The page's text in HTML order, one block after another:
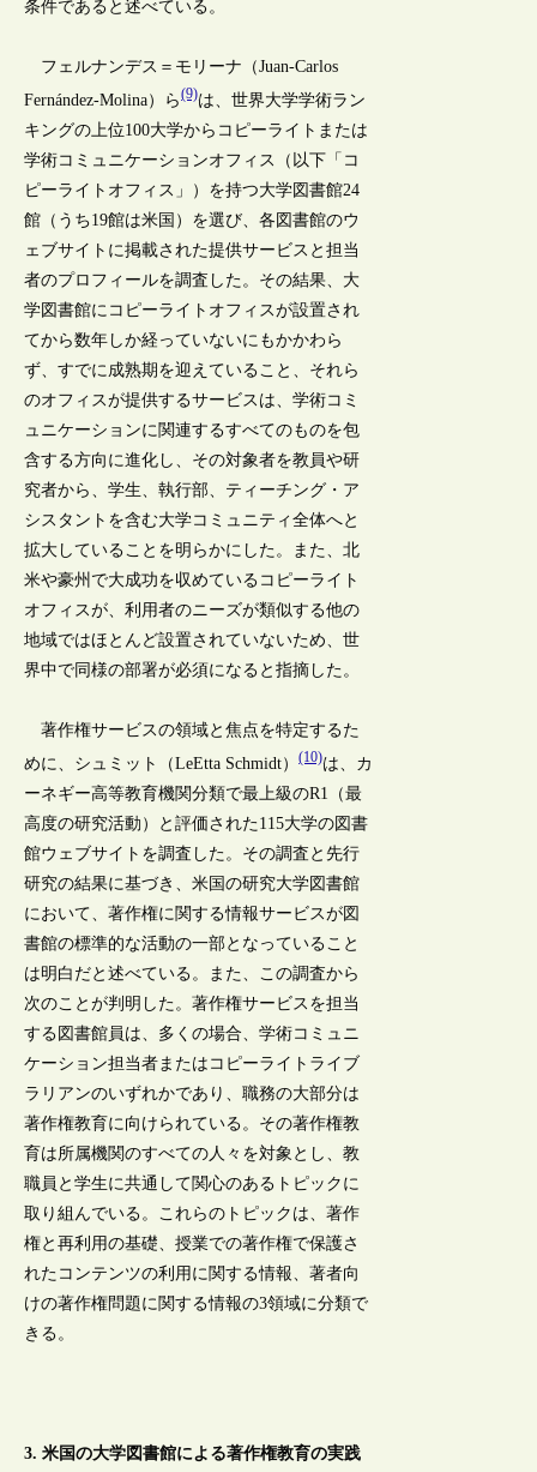
条件であると述べている。
フェルナンデス＝モリーナ（Juan-Carlos
Fernández-Molina）ら(9)は、世界大学学術ラン
キングの上位100大学からコピーライトまたは
学術コミュニケーションオフィス（以下「コ
ピーライトオフィス」）を持つ大学図書館24
館（うち19館は米国）を選び、各図書館のウ
ェブサイトに掲載された提供サービスと担当
者のプロフィールを調査した。その結果、大
学図書館にコピーライトオフィスが設置され
てから数年しか経っていないにもかかわら
ず、すでに成熟期を迎えていること、それら
のオフィスが提供するサービスは、学術コミ
ュニケーションに関連するすべてのものを包
含する方向に進化し、その対象者を教員や研
究者から、学生、執行部、ティーチング・ア
シスタントを含む大学コミュニティ全体へと
拡大していることを明らかにした。また、北
米や豪州で大成功を収めているコピーライト
オフィスが、利用者のニーズが類似する他の
地域ではほとんど設置されていないため、世
界中で同様の部署が必須になると指摘した。
著作権サービスの領域と焦点を特定するた
めに、シュミット（LeEtta Schmidt）(10)は、カ
ーネギー高等教育機関分類で最上級のR1（最
高度の研究活動）と評価された115大学の図書
館ウェブサイトを調査した。その調査と先行
研究の結果に基づき、米国の研究大学図書館
において、著作権に関する情報サービスが図
書館の標準的な活動の一部となっていること
は明白だと述べている。また、この調査から
次のことが判明した。著作権サービスを担当
する図書館員は、多くの場合、学術コミュニ
ケーション担当者またはコピーライトライブ
ラリアンのいずれかであり、職務の大部分は
著作権教育に向けられている。その著作権教
育は所属機関のすべての人々を対象とし、教
職員と学生に共通して関心のあるトピックに
取り組んでいる。これらのトピックは、著作
権と再利用の基礎、授業での著作権で保護さ
れたコンテンツの利用に関する情報、著者向
けの著作権問題に関する情報の3領域に分類で
きる。
3. 米国の大学図書館による著作権教育の実践